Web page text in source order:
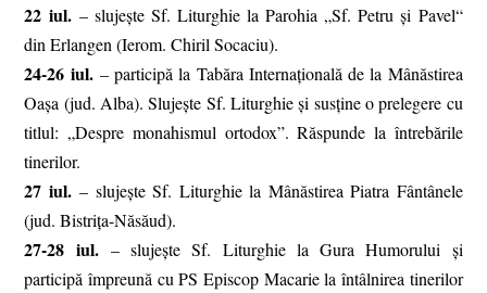
22 iul.– slujește Sf. Liturghie la Parohia „Sf. Petru şi Pavel“
din Erlangen (Ierom. Chiril Socaciu).
24-26 iul.– participă la Tabăra Internațională de la Mânăstirea
Oașa (jud. Alba). Slujeşte Sf. Liturghie şi susţine o prelegere cu
titlul: „Despre monahismul ortodox”. Răspunde la întrebările
tinerilor.
27 iul.– slujeşte Sf. Liturghie la Mânăstirea Piatra Fântânele
(jud. Bistriţa-Năsăud).
27-28 iul.– slujeşte Sf. Liturghie la Gura Humorului şi
participă împreună cu PS Episcop Macarie la întâlnirea tinerilor